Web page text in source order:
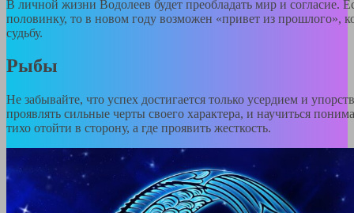
В личной жизни Водолеев будет преобладать мир и согласие.
половинку, то в новом году возможен «привет из прошлого»,
судьбу.
Рыбы
Не забывайте, что успех достигается только усердием и
проявлять сильные черты своего характера, и научиться
тихо отойти в сторону, а где проявить жесткость.